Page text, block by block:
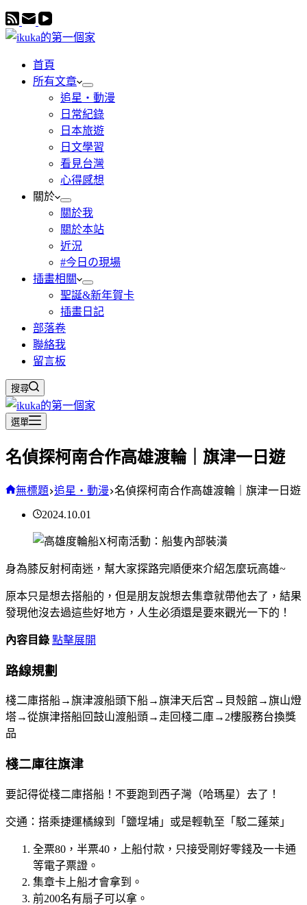
首頁
所有文章
追星・動漫
日常紀錄
日本旅遊
日文學習
看見台灣
心得感想
關於
關於我
關於本站
近況
#今日の現場
插畫相關
聖誕&新年賀卡
插畫日記
部落卷
聯絡我
留言板
搜尋
選單
名偵探柯南合作高雄渡輪｜旗津一日遊
無標題 追星・動漫 名偵探柯南合作高雄渡輪｜旗津一日遊
2024.10.01
身為膝反射柯南迷，幫大家探路完順便來介紹怎麼玩高雄~
原本只是想去搭船的，但是朋友說想去集章就帶他去了，結果
發現他沒去過這些好地方，人生必須還是要來觀光一下的！
內容目錄 點擊展開
路線規劃
棧二庫搭船→旗津渡船頭下船→旗津天后宮→貝殼館→旗山燈
塔→從旗津搭船回鼓山渡船頭→走回棧二庫→2樓服務台換獎
品
棧二庫往旗津
要記得從棧二庫搭船！不要跑到西子灣（哈瑪星）去了！
交通：搭乘捷運橘線到「鹽埕埔」或是輕軌至「駁二蓬萊」
全票80，半票40，上船付款，只接受剛好零錢及一卡通
等電子票證。
集章卡上船才會拿到。
前200名有扇子可以拿。